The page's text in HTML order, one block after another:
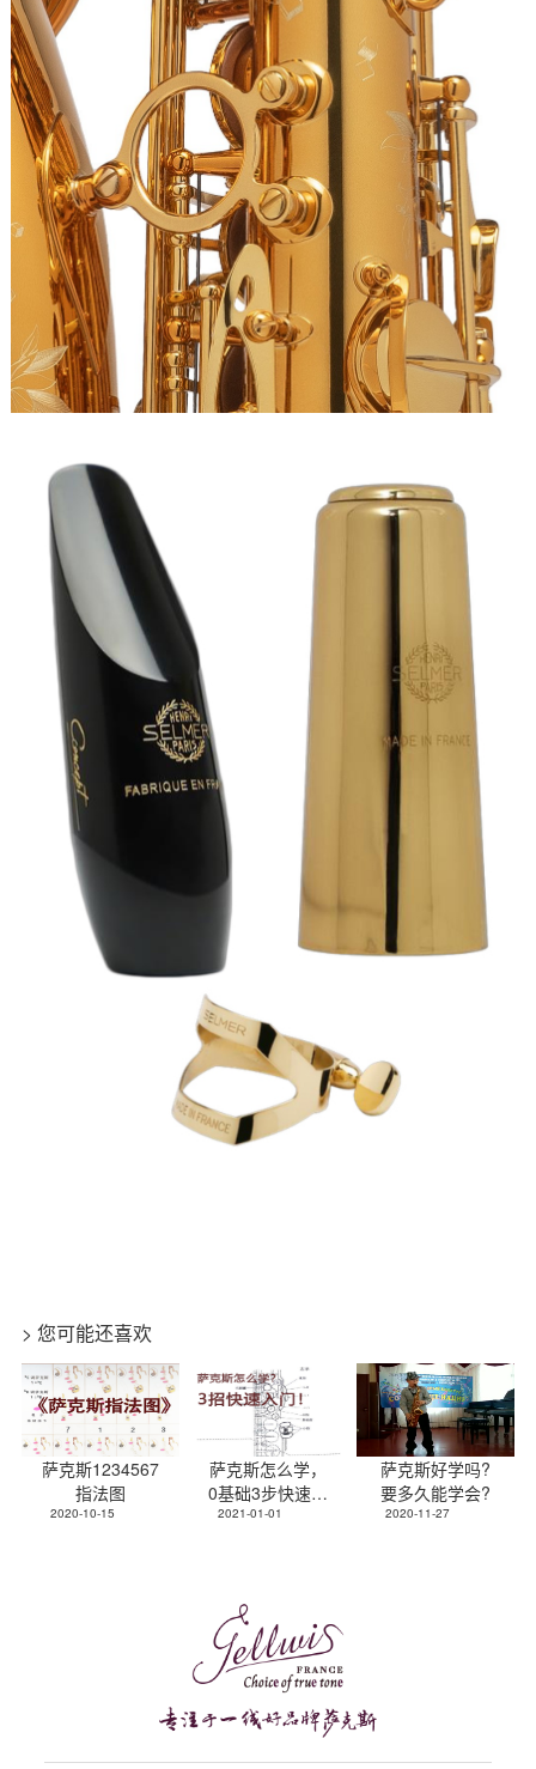
> 您可能还喜欢
萨克斯1234567
指法图
2020-10-15
萨克斯怎么学，
0基础3步快速入
门
2021-01-01
萨克斯好学吗?
要多久能学会?
2020-11-27